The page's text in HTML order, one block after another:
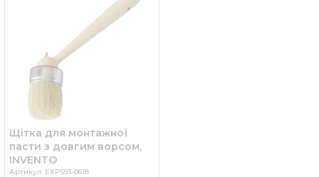
Щітка для монтажної
пасти з довгим ворсом,
INVENTO
Артикул: EXP593-0618